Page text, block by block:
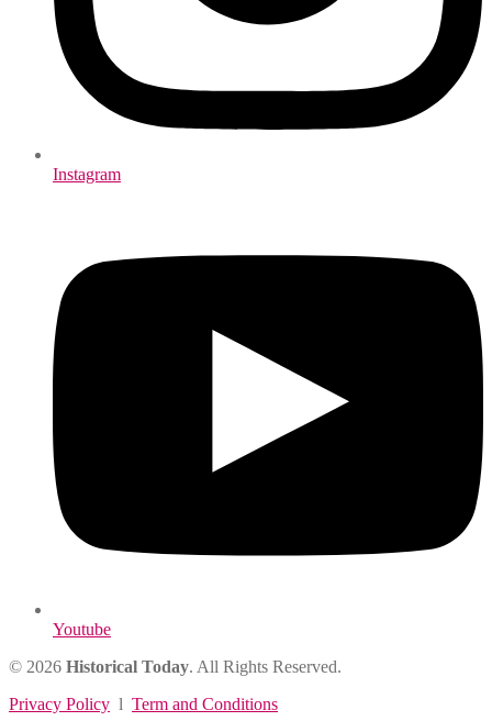
Instagram
Youtube
© 2026 Historical Today. All Rights Reserved.
Privacy Policy l Term and Conditions